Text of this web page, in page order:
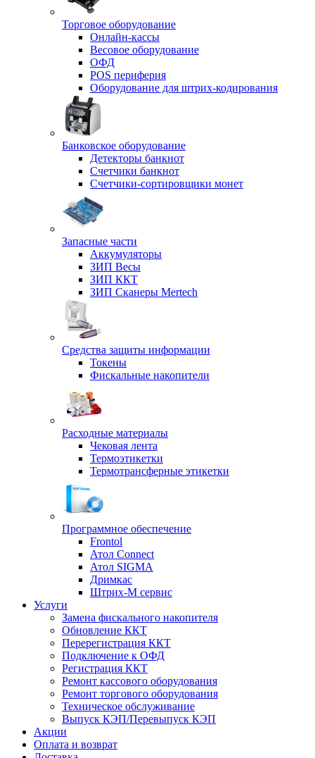
Торговое оборудование
Онлайн-кассы
Весовое оборудование
ОФД
POS периферия
Оборудование для штрих-кодирования
Банковское оборудование
Детекторы банкнот
Счетчики банкнот
Счетчики-сортировщики монет
Запасные части
Аккумуляторы
ЗИП Весы
ЗИП ККТ
ЗИП Сканеры Mertech
Средства защиты информации
Токены
Фискальные накопители
Расходные материалы
Чековая лента
Термоэтикетки
Термотрансферные этикетки
Программное обеспечение
Frontol
Атол Connect
Атол SIGMA
Дримкас
Штрих-М сервис
Услуги
Замена фискального накопителя
Обновление ККТ
Перерегистрация ККТ
Подключение к ОФД
Регистрация ККТ
Ремонт кассового оборудования
Ремонт торгового оборудования
Техническое обслуживание
Выпуск КЭП/Перевыпуск КЭП
Акции
Оплата и возврат